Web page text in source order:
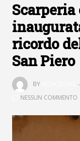
Scarperia
ricordo
San Piero
BY
NESSUN COMMENTO